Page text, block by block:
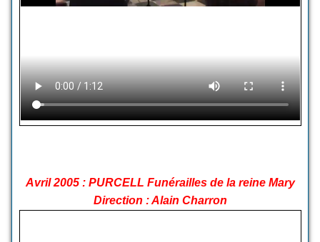
Avril 2005 : PURCELL Funérailles de la reine Mary
Direction : Alain Charron